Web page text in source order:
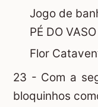
Jogo de
PÉ DO VASO
Flor
23 - Com a
bloquinhos